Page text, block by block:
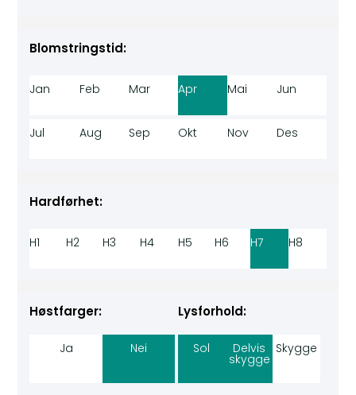
Blomstringstid:
Jan Feb Mar Apr Mai Jun
Jul Aug Sep Okt Nov Des
Hardførhet:
H1 H2 H3 H4 H5 H6 H7 H8
Høstfarger:
Ja Nei
Lysforhold:
Sol Delvis
skygge
Skygge